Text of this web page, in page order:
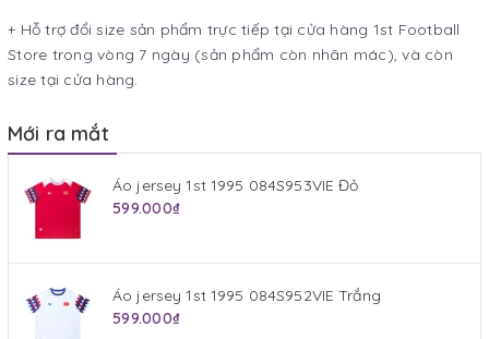
+ Hỗ trợ đổi size sản phẩm trực tiếp tại cửa hàng 1st Football
Store trong vòng 7 ngày (sản phẩm còn nhãn mác), và còn
size tại cửa hàng.
Mới ra mắt
Áo jersey 1st 1995 084S953VIE Đỏ
599.000₫
Áo jersey 1st 1995 084S952VIE Trắng
599.000₫